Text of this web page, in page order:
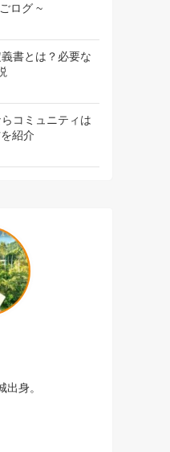
ログ ~
書とは？必要な
コミュニティは
紹介
身。